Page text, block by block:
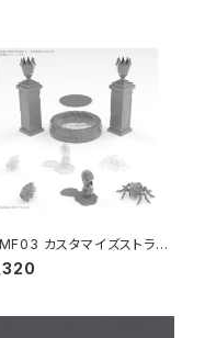
カスタマイズストラク
ー3 プラモデル（新品 在庫